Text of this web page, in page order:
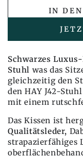
auch
für
HAY
Børge
Mogensen
J42
aus
schwarzem
Leder
auch
die
für
HAY
J42
aus
Leder
IN DEN
Schwarzes
Stuhl was das
gleichzeitig den
den HAY J42-
mit einem
Das Kissen ist
Qualitätsleder,
strapazierfähiges